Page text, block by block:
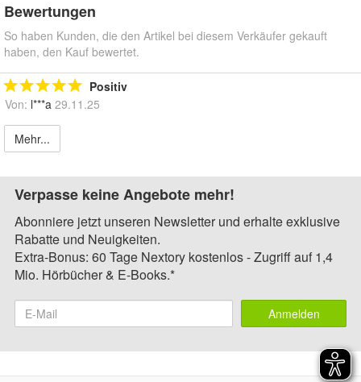
Bewertungen
So haben Kunden, die den Artikel bei diesem Verkäufer gekauft
haben, den Kauf bewertet.
Positiv
Von: l***a 29.11.25
Mehr...
Verpasse keine Angebote mehr!
Abonniere jetzt unseren Newsletter und erhalte exklusive
Rabatte und Neuigkeiten.
Extra-Bonus: 60 Tage Nextory kostenlos - Zugriff auf 1,4
Mio. Hörbücher & E-Books.*
Anmelden